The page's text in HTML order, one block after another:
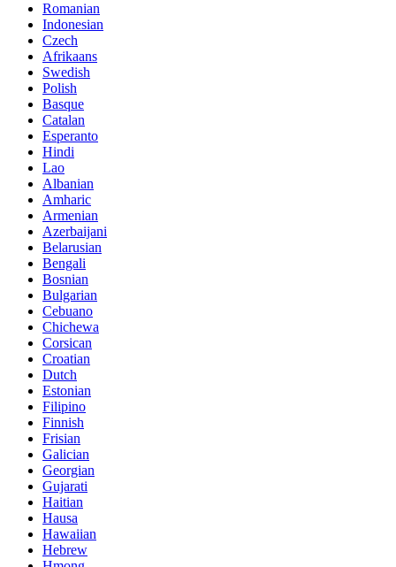
Romanian
Indonesian
Czech
Afrikaans
Swedish
Polish
Basque
Catalan
Esperanto
Hindi
Lao
Albanian
Amharic
Armenian
Azerbaijani
Belarusian
Bengali
Bosnian
Bulgarian
Cebuano
Chichewa
Corsican
Croatian
Dutch
Estonian
Filipino
Finnish
Frisian
Galician
Georgian
Gujarati
Haitian
Hausa
Hawaiian
Hebrew